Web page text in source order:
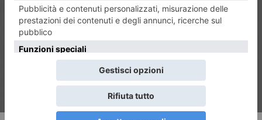
Luglio, è tempo di Monfilmfest